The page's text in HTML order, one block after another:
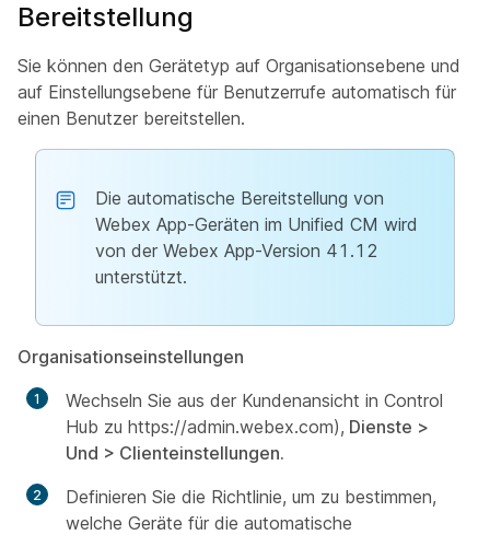
Bereitstellung
Sie können den Gerätetyp auf Organisationsebene und
auf Einstellungsebene für Benutzerrufe automatisch für
einen Benutzer bereitstellen.
Die automatische Bereitstellung von
Webex App-Geräten im Unified CM wird
von der Webex App-Version 41.12
unterstützt.
Organisationseinstellungen
Wechseln Sie aus der Kundenansicht in Control
Hub zu https://admin.webex.com), Dienste >
Und > Clienteinstellungen.
Definieren Sie die Richtlinie, um zu bestimmen,
welche Geräte für die automatische